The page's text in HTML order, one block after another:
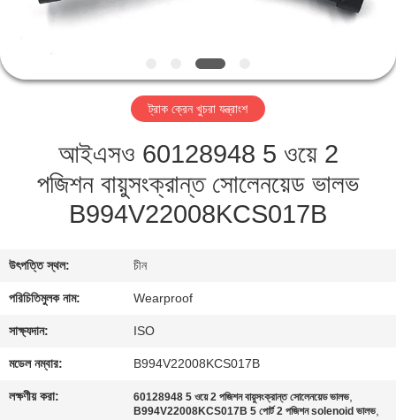
নিয়ন্ত্রণ
যোগাযোগ
উদ্ধৃতির
জন্য
সাইট
ম্যাপ
PRIVACY
POLICY
ট্রাক ক্রেন খুচরা যন্ত্রাংশ
আইএসও 60128948 5 ওয়ে 2
পজিশন বায়ুসংক্রান্ত সোলেনয়েড ভালভ
B994V22008KCS017B
উৎপত্তি স্থল: চীন
পরিচিতিমুলক নাম: Wearproof
সাক্ষ্যদান: ISO
মডেল নম্বার: B994V22008KCS017B
লক্ষণীয় করা: 60128948 5 ওয়ে 2 পজিশন বায়ুসংক্রান্ত সোলেনয়েড ভালভ,
B994V22008KCS017B 5 পোর্ট 2 পজিশন solenoid ভালভ,